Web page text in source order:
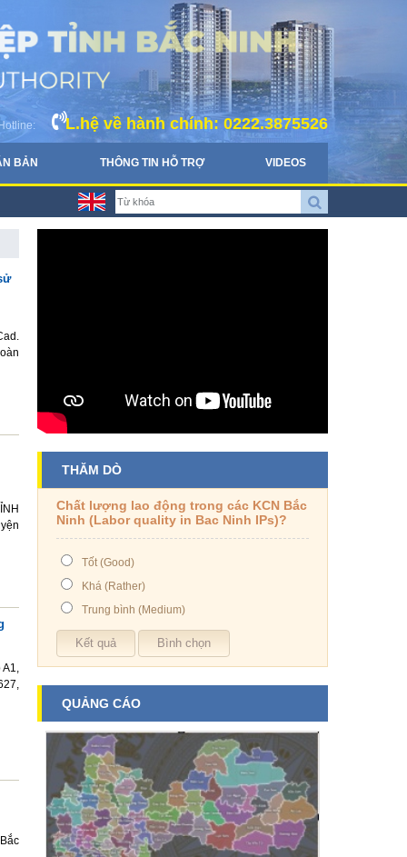
Hotline: L.hệ về hành chính: 0222.3875526
BẢN THÔNG TIN HỖ TRỢ VIDEOS
A1,
THĂM DÒ
Chất lượng lao động trong các KCN Bắc
Ninh (Labor quality in Bac Ninh IPs)?
Tốt (Good)
Khá (Rather)
Trung bình (Medium)
QUẢNG CÁO